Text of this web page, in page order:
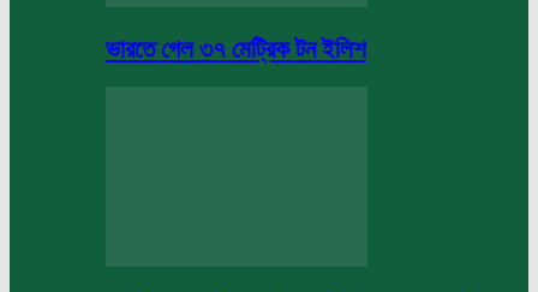
ভারতে গেল ৩৭ মেট্রিক টন ইলিশ